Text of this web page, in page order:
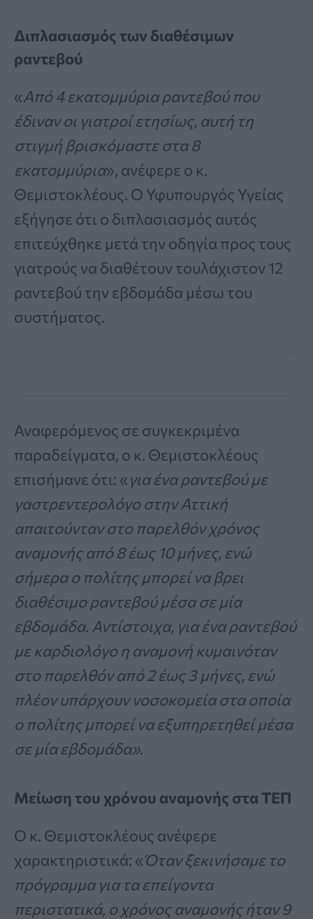
Διπλασιασμός των διαθέσιμων
ραντεβού
«Από 4 εκατομμύρια ραντεβού που
έδιναν οι γιατροί ετησίως, αυτή τη
στιγμή βρισκόμαστε στα 8
εκατομμύρια», ανέφερε ο κ.
Θεμιστοκλέους. Ο Υφυπουργός Υγείας
εξήγησε ότι ο διπλασιασμός αυτός
επιτεύχθηκε μετά την οδηγία προς τους
γιατρούς να διαθέτουν τουλάχιστον 12
ραντεβού την εβδομάδα μέσω του
συστήματος.
Αναφερόμενος σε συγκεκριμένα
παραδείγματα, ο κ. Θεμιστοκλέους
επισήμανε ότι: «για ένα ραντεβού με
γαστρεντερολόγο στην Αττική
απαιτούνταν στο παρελθόν χρόνος
αναμονής από 8 έως 10 μήνες, ενώ
σήμερα ο πολίτης μπορεί να βρει
διαθέσιμο ραντεβού μέσα σε μία
εβδομάδα. Αντίστοιχα, για ένα ραντεβού
με καρδιολόγο η αναμονή κυμαινόταν
στο παρελθόν από 2 έως 3 μήνες, ενώ
πλέον υπάρχουν νοσοκομεία στα οποία
ο πολίτης μπορεί να εξυπηρετηθεί μέσα
σε μία εβδομάδα».
Μείωση του χρόνου αναμονής στα ΤΕΠ
Ο κ. Θεμιστοκλέους ανέφερε
χαρακτηριστικά: «Όταν ξεκινήσαμε το
πρόγραμμα για τα επείγοντα
περιστατικά, ο χρόνος αναμονής ήταν 9